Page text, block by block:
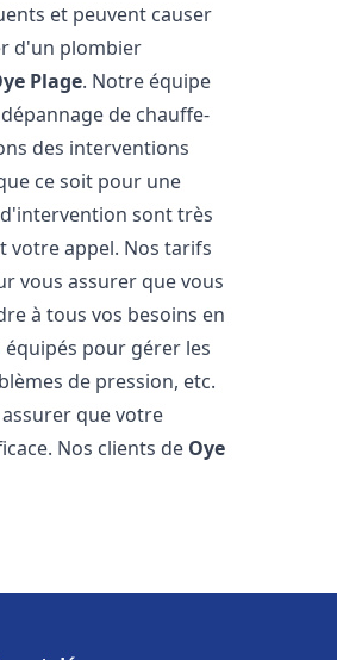
et peuvent causer
d'un plombier
Plage. Notre équipe
de chauffe-
des interventions
ce soit pour une
sont très
votre appel. Nos tarifs
vous assurer que vous
à tous vos besoins en
équipés pour gérer les
de pression, etc.
que votre
Nos clients de Oye